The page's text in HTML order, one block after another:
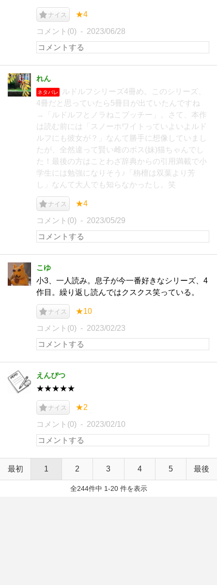
ナイス ★4
コメント(0) 2023/06/28
れん
ネタバレ
ルドルフシリーズ4冊め。このシリーズ、
4冊だと思っていたら5冊目が出ていたんですね
→「ルドルフとノラねこブッチー」。さて、本作
は読む前には「スノーホワイトっていよいよルド
ルフにも彼女が？」なんて勝手に想像していまし
たが、全然違って賢い雌のボス(妹)猫ちゃんでし
た！最後の方はことわざ辞典からの引用満載で小
学生には勉強になりそう♪「栴檀は双葉より芳
し」なんて大人でも知らなかったし。笑
ナイス ★4
コメント(0) 2023/05/29
こゆ
小3、一人読み。息子が今一番好きなシリーズ、4
作目。繰り返し読んではクスクス笑っている。
ナイス ★10
コメント(0) 2023/02/23
えんぴつ
★★★★★
ナイス ★2
コメント(0) 2023/02/10
最初 1 2 3 4 5 最後
全244件中 1-20 件を表示